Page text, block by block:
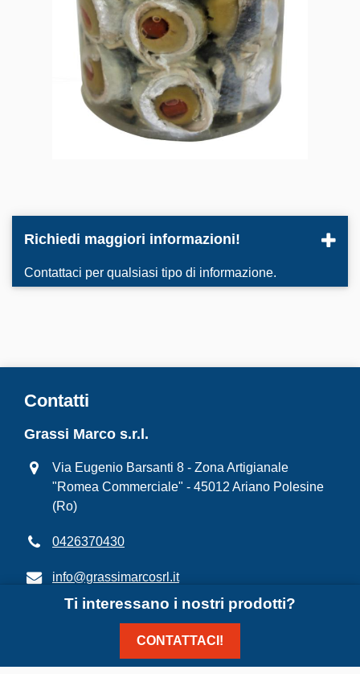
Richiedi maggiori informazioni!
Contattaci per qualsiasi tipo di informazione.
Contatti
Grassi Marco s.r.l.
Via Eugenio Barsanti 8 - Zona Artigianale
"Romea Commerciale" - 45012 Ariano Polesine
(Ro)
0426370430
info@grassimarcosrl.it
7.00-12.00/13.30-17.00
Ti interessano i nostri prodotti?
CONTATTACI!